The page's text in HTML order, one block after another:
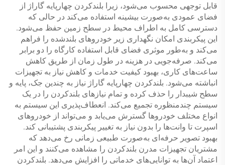
قابل توجهی محسوب می‌شود، زیرا بلندکردن چهارپایه گاراژ از
فضای عمودی به‌صورت بیشینه استفاده می‌کند در حالی که
دسترسی کامل به اطراف محیط در سطح زمین حفظ می‌شود.
این پیکربندی امکان نگهداری زیر خودروهای بلندشده را فراهم
می‌کند و به‌طور موثری فضای قابل استفاده کارگاه را دو برابر
می‌کند. صرفه‌جویی در هزینه در طول زمان از طریق کاهش
ساعت‌های کاری، بهبود کیفیت خدمات و کاهش نیاز به تجهیزات
انباشته می‌شود. بلندکردن چهارپایه گاراژ نیاز به چندین جک، پایه و
سطح شیبدار را حذف کرده و تمام نیازهای بلندکردن را در یک
سیستم چندمنظوره تجمیع می‌کند. انعطاف‌پذیری این سیستم به
انواع مختلف خودروها گسترش می‌یابد و می‌تواند از خودروهای
اسپرت تا وانت‌ها را بدون نیاز به تغییر پیکربندی پشتیبانی کند.
بهبود تصویر حرفه‌ای به‌صورت طبیعی زمانی رخ می‌دهد که
مشتریان تجهیزات مدرن بلندکردن را مشاهده می‌کنند و این امر
اعتماد آن‌ها به توانایی‌های خدماتی را افزایش می‌دهد. بلندکردن